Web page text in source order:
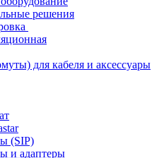
решения
для кабеля и аксессуары
(SIP)
и адаптеры